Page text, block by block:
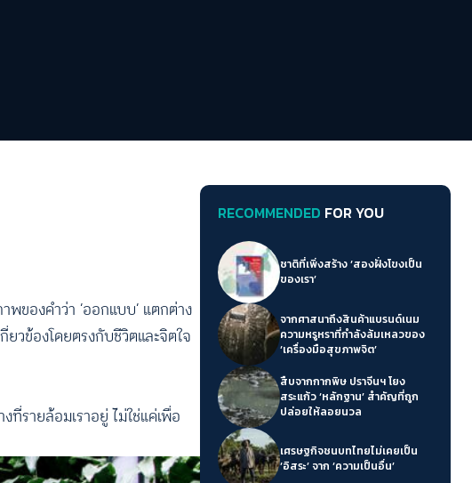
พของคำว่า ‘ออกแบบ’ แตกต่าง
ข้องโดยตรงกับชีวิตและจิตใจ
รายล้อมเราอยู่ ไม่ใช่แค่เพื่อ
RECOMMENDED FOR YOU
ชาติที่เพิ่งสร้าง ‘สองฝั่งโขงเป็น
ของเรา’
จากศาสนาถึงสินค้าแบรนด์เนม
ความหรูหราที่กำลังล้มเหลวของ
‘เครื่องมือสุขภาพจิต’
สืบจากกากพิษ ปราจีนฯ โยง
สระแก้ว ‘หลักฐาน’ สำคัญที่ถูก
ปล่อยให้ลอยนวล
เศรษฐกิจชนบทไทยไม่เคยเป็น
‘อิสระ’ จาก ‘ความเป็นอื่น’